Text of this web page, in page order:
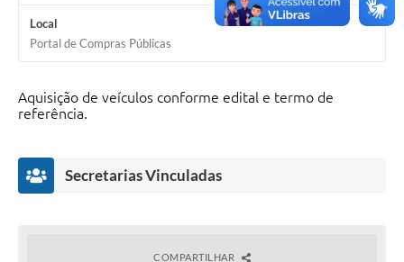
Local
Portal de Compras Públicas
Aquisição de veículos conforme edital e termo de
referência.
Secretarias Vinculadas
COMPARTILHAR